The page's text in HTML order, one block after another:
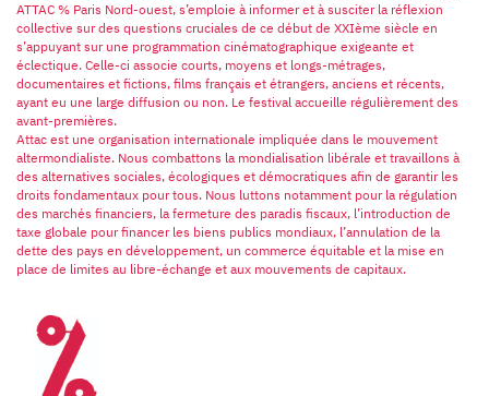
ATTAC % Paris Nord-ouest, s’emploie à informer et à susciter la réflexion
collective sur des questions cruciales de ce début de XXIème siècle en
s’appuyant sur une programmation cinématographique exigeante et
éclectique. Celle-ci associe courts, moyens et longs-métrages,
documentaires et fictions, films français et étrangers, anciens et récents,
ayant eu une large diffusion ou non. Le festival accueille régulièrement des
avant-premières.
Attac est une organisation internationale impliquée dans le mouvement
altermondialiste. Nous combattons la mondialisation libérale et travaillons à
des alternatives sociales, écologiques et démocratiques afin de garantir les
droits fondamentaux pour tous. Nous luttons notamment pour la régulation
des marchés financiers, la fermeture des paradis fiscaux, l’introduction de
taxe globale pour financer les biens publics mondiaux, l’annulation de la
dette des pays en développement, un commerce équitable et la mise en
place de limites au libre-échange et aux mouvements de capitaux.